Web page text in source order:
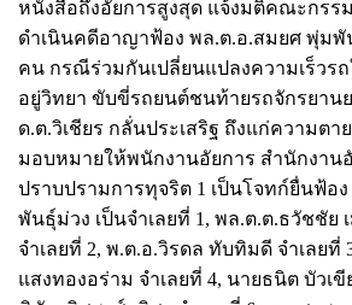
หนังสือถึงอัยการสูงสุด แจ้งมติคณะกรร
ดำเนินคดีอาญาฟ้อง พล.ต.อ.สมยศ พุ่มพั
คน กรณีร่วมกันเปลี่ยนแปลงความเร็วร
อยู่วิทยา ขับขี่รถยนต์ชนท้ายรถจักรยาน
ด.ต.วิเชียร กลั่นประเสริฐ ถึงแก่ความตา
มอบหมายให้พนักงานอัยการ สำนักงาน
ปราบปรามการทุจริต 1 เป็นโจทก์ยื่นฟ้อ
พันธุ์ม่วง เป็นจำเลยที่ 1, พล.ต.ต.ธวัชชัย
จำเลยที่ 2, พ.ต.อ.วิรดล ทับทิมดี จำเลยที่
แสงทองอร่าม จำเลยที่ 4, นายธนิต บัวเขี